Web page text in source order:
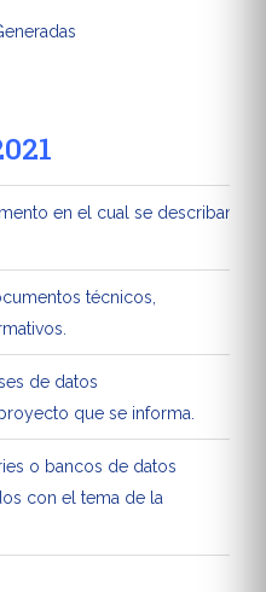
en el cual se describan
técnicos,
de datos
que se informa.
o bancos de datos
con el tema de la